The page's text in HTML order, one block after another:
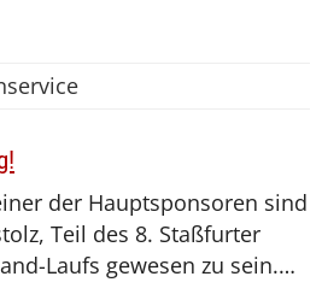
der Hauptsponsoren sind
Teil des 8. Staßfurter
Laufs gewesen zu sein.…